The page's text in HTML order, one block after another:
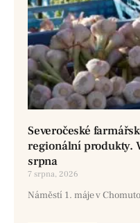
Severočeské
regionální produkty.
srpna
7 srpna, 2026
Náměstí 1. máje v